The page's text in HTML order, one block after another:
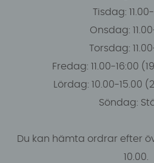
Tisdag:
Onsdag:
Torsdag:
Fredag: 11.00-16:00
Lördag: 10.00-15.00
Söndag:
Du kan hämta ordrar efter
10.00.